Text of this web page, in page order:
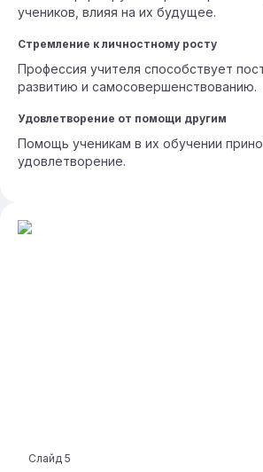
учеников, влияя на их будущее.
Стремление к личностному росту
Профессия учителя способствует
развитию и самосовершенствованию.
Удовлетворение от помощи другим
Помощь ученикам в их обучении
удовлетворение.
Слайд 5